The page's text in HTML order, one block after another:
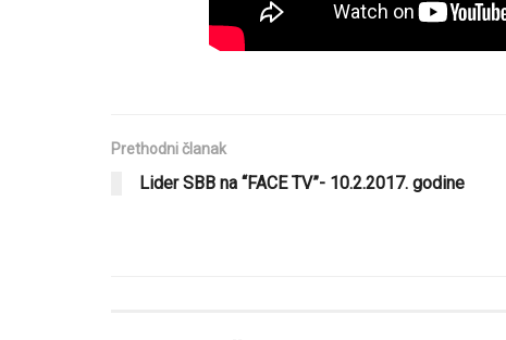
Prethodni članak
Lider SBB na “FACE TV”- 10.2.2017. godine